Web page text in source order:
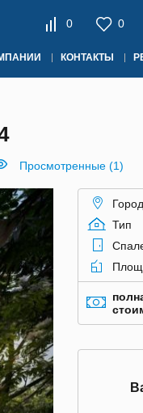
0 0
КОНТАКТЫ
Просмотренные (1)
Город
Тип